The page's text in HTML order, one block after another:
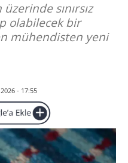
sınırsız
olabilecek bir
mühendisten yeni
- 17:55